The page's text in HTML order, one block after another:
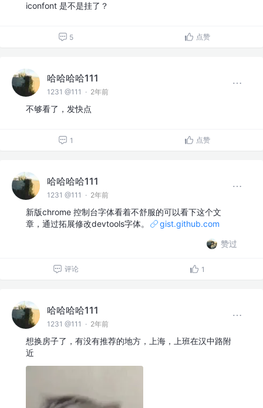
iconfont 是不是挂了？
5 点赞
哈哈哈哈111
1231 @111 · 2年前
不够看了，发快点
1 点赞
哈哈哈哈111
1231 @111 · 2年前
新版chrome 控制台字体看着不舒服的可以看下这个文
章，通过拓展修改devtools字体。
gist.github.com
赞过
评论 1
哈哈哈哈111
1231 @111 · 2年前
想换房子了，有没有推荐的地方，上海，上班在汉中路附
近